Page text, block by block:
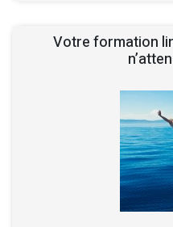
Votre formation